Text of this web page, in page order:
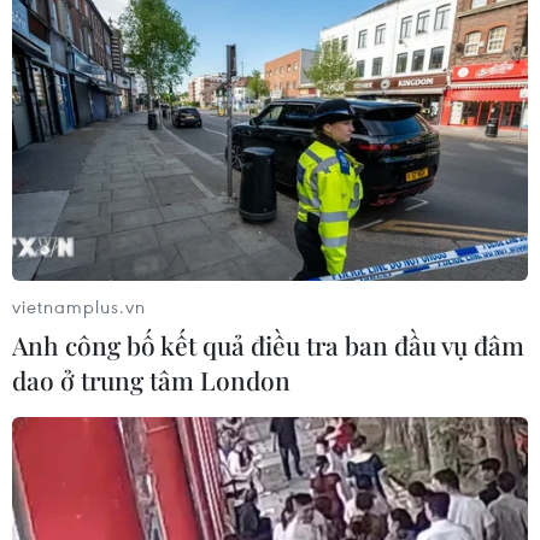
Tổng thống Nga thay đổi vị
trí các chỉ huy tại mặt trận Ukraine
05/08/2026 15:26
Đâm dao ở trung tâm London, một
nữ nghi phạm bị bắt giữ
05/08/2026 15:07
Nhiều chuyến bay tại Đức chuyển
hướng do vật thể bay gần đường
băng
05/08/2026 10:54
vietnamplus.vn
Anh công bố kết quả điều tra ban đầu vụ đâm
dao ở trung tâm London